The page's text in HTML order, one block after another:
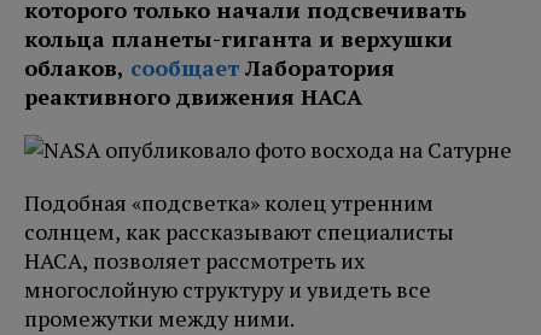
которого только начали подсвечивать
кольца планеты-гиганта и верхушки
облаков, сообщает Лаборатория
реактивного движения НАСА
Подобная «подсветка» колец утренним
солнцем, как рассказывают специалисты
НАСА, позволяет рассмотреть их
многослойную структуру и увидеть все
промежутки между ними.